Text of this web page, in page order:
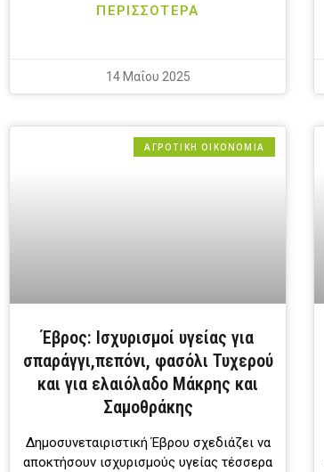
ΠΕΡΙΣΣΟΤΕΡΑ
14 Μαΐου 2025
ΑΓΡΟΤΙΚΗ ΟΙΚΟΝΟΜΙΑ
Έβρος: Ισχυρισμοί υγείας για
σπαράγγι,πεπόνι, φασόλι Τυχερού
και για ελαιόλαδο Μάκρης και
Σαμοθράκης
Δημοσυνεταιριστική Έβρου σχεδιάζει να
αποκτήσουν ισχυρισμούς υγείας τέσσερα